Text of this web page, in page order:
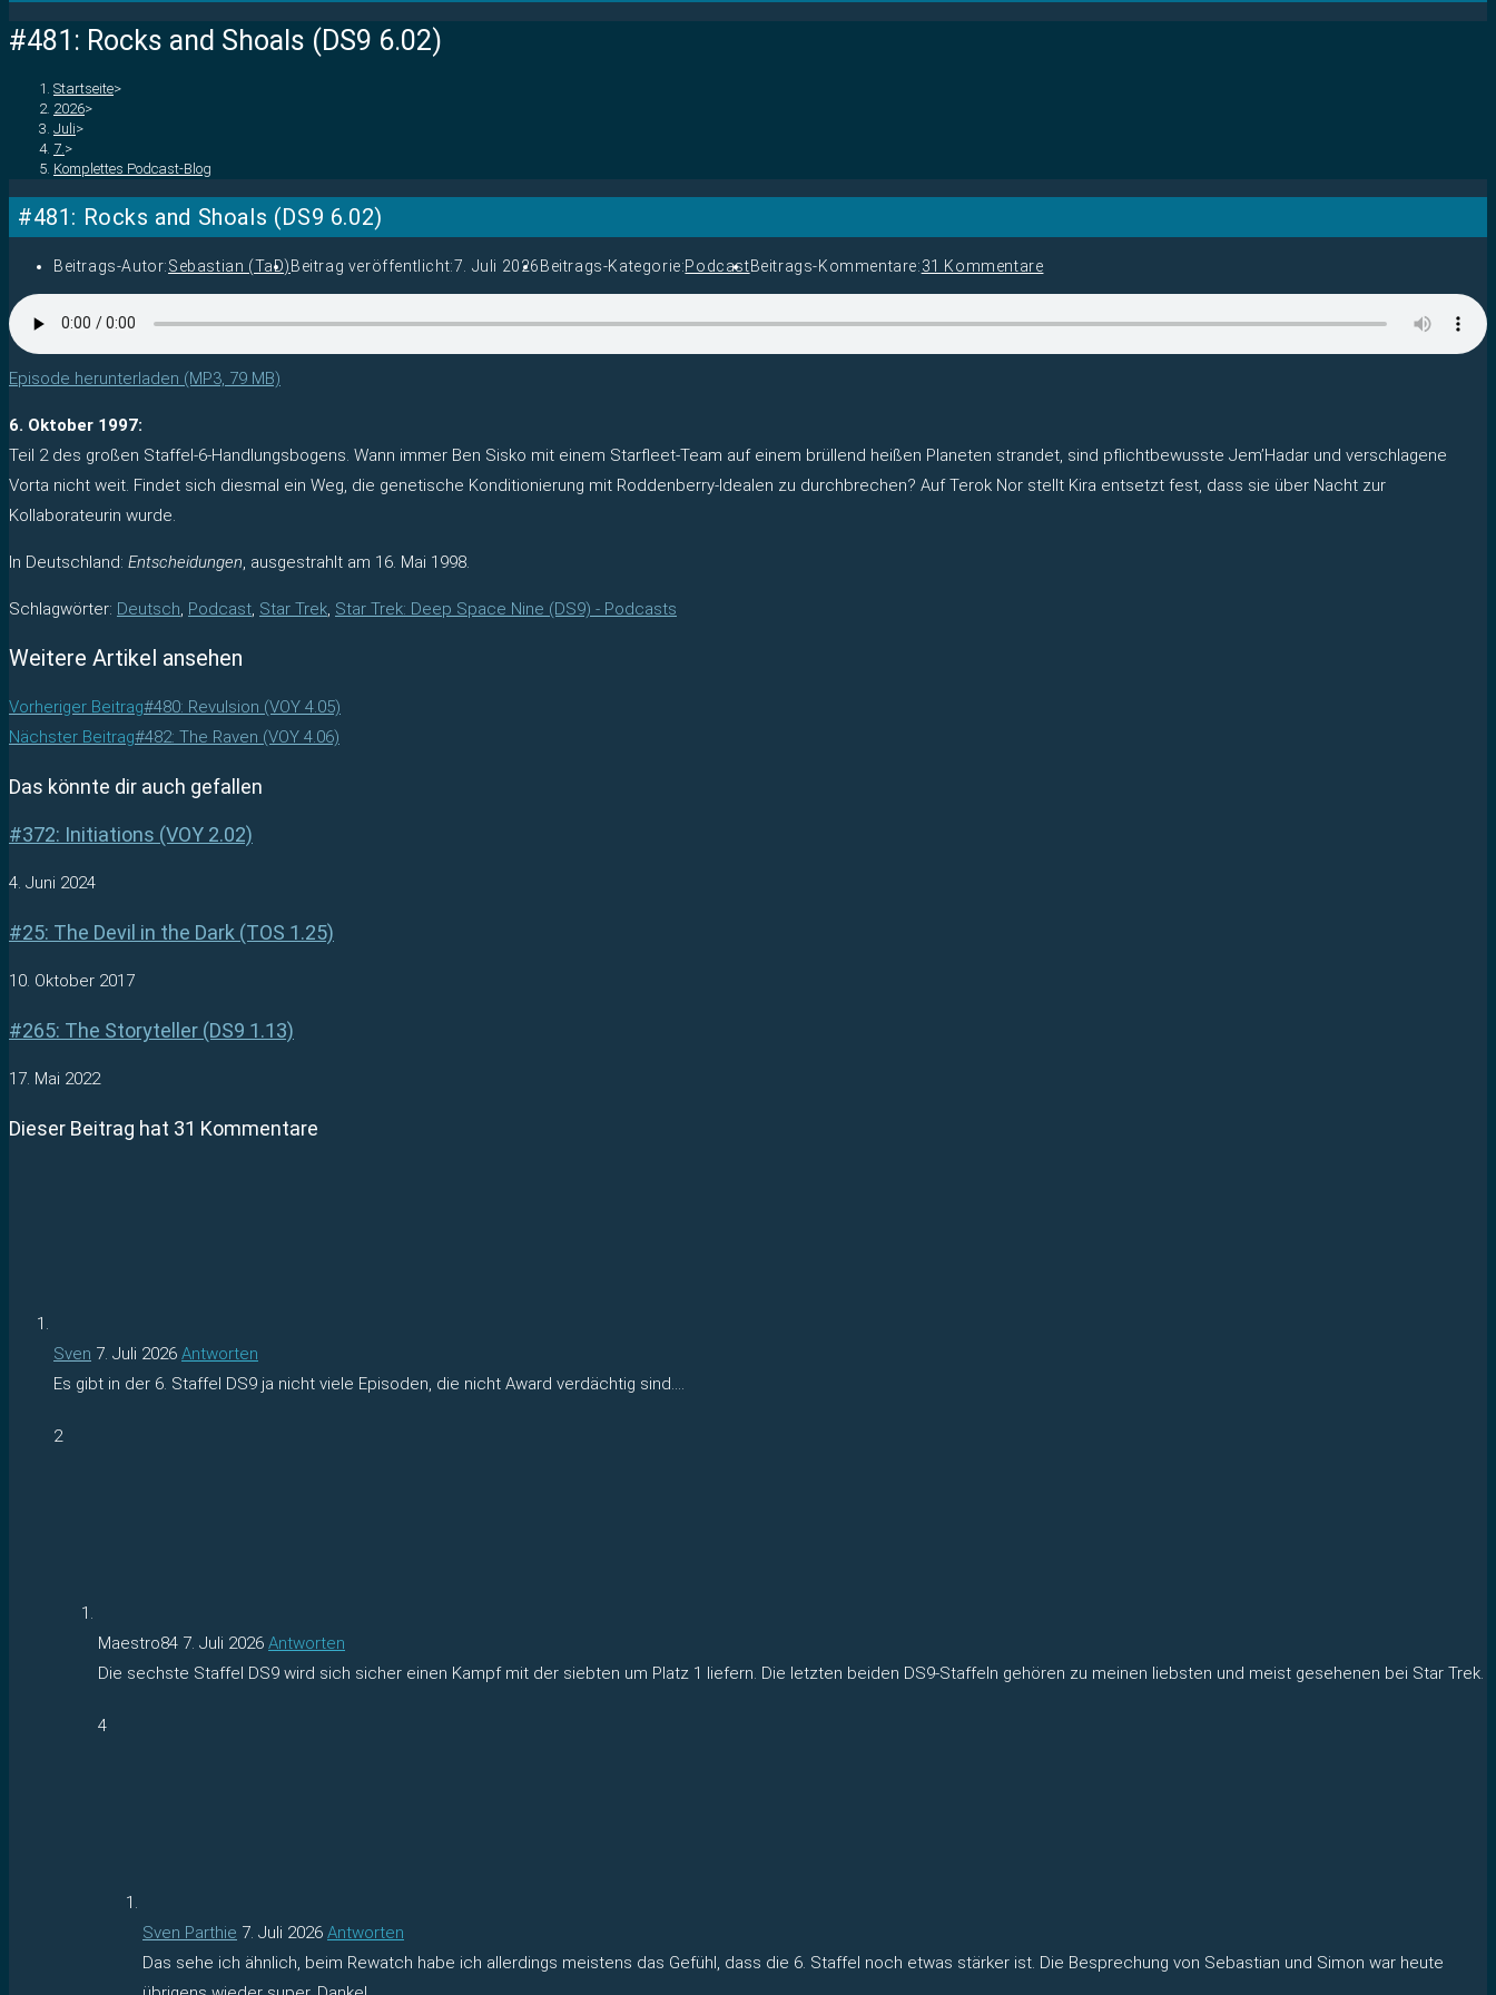
#481: Rocks and Shoals (DS9 6.02)
Startseite>
2026>
Juli>
7. >
Komplettes Podcast-Blog
#481: Rocks and Shoals (DS9 6.02)
Beitrags-Autor:Sebastian (TaD) Beitrag veröffentlicht:7. Juli 2026 Beitrags-Kategorie:PodcastBeitrags-Kommentare:31 Kommentare
Episode herunterladen (MP3, 79 MB)
6. Oktober 1997:
Teil 2 des großen Staffel-6-Handlungsbogens. Wann immer Ben Sisko mit einem Starfleet-Team auf einem brüllend heißen Planeten strandet, sind pflichtbewusste Jem’Hadar und verschlagene
Vorta nicht weit. Findet sich diesmal ein Weg, die genetische Konditionierung mit Roddenberry-Idealen zu durchbrechen? Auf Terok Nor stellt Kira entsetzt fest, dass sie über Nacht zur
Kollaborateurin wurde.
In Deutschland: Entscheidungen, ausgestrahlt am 16. Mai 1998.
Schlagwörter: Deutsch, Podcast, Star Trek, Star Trek: Deep Space Nine (DS9) - Podcasts
Weitere Artikel ansehen
Vorheriger Beitrag#480: Revulsion (VOY 4.05)
Nächster Beitrag#482: The Raven (VOY 4.06)
Das könnte dir auch gefallen
#372: Initiations (VOY 2.02)
4. Juni 2024
#25: The Devil in the Dark (TOS 1.25)
10. Oktober 2017
#265: The Storyteller (DS9 1.13)
17. Mai 2022
Dieser Beitrag hat 31 Kommentare
Sven 7. Juli 2026 Antworten
Es gibt in der 6. Staffel DS9 ja nicht viele Episoden, die nicht Award verdächtig sind….
2
Maestro84 7. Juli 2026 Antworten
Die sechste Staffel DS9 wird sich sicher einen Kampf mit der siebten um Platz 1 liefern. Die letzten beiden DS9-Staffeln gehören zu meinen liebsten und meist gesehenen bei Star Trek.
4
Sven Parthie 7. Juli 2026 Antworten
Das sehe ich ähnlich, beim Rewatch habe ich allerdings meistens das Gefühl, dass die 6. Staffel noch etwas stärker ist. Die Besprechung von Sebastian und Simon war heute